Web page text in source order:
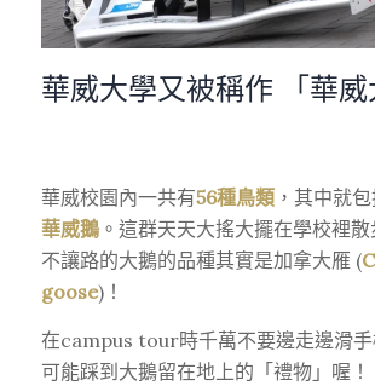
華威大學又被稱作 「華威
華威校園內一共有56種鳥類，其中就包
華威鵝。這群天天大搖大擺在學校裡
不讓路的大鵝的品種其實是加拿大雁 (
goose)！
在campus tour時千萬不要邊走邊滑
可能踩到大鵝留在地上的「禮物」喔！